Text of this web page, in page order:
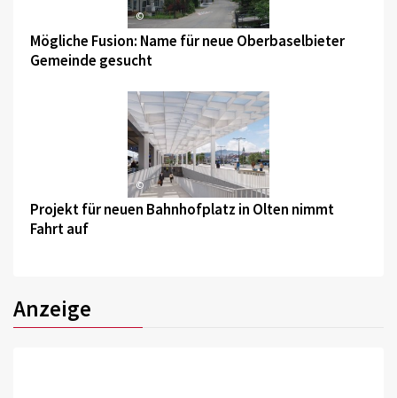
©
Mögliche Fusion: Name für neue Oberbaselbieter
Gemeinde gesucht
©
Projekt für neuen Bahnhofplatz in Olten nimmt
Fahrt auf
Anzeige